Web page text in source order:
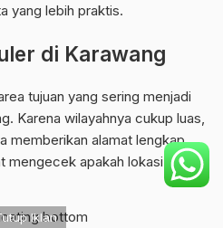
yang lebih praktis.
di Karawang
tujuan yang sering menjadi
Karena wilayahnya cukup luas,
memberikan alamat lengkap
mengecek apakah lokasi tujuan
Iklan